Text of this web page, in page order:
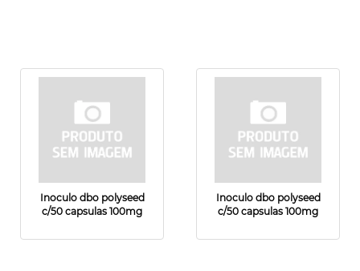
Inoculo dbo polyseed
c/50 capsulas 100mg
Inoculo dbo polyseed
c/50 capsulas 100mg